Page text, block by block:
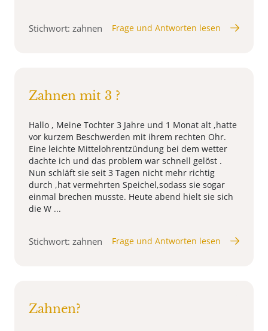
Stichwort: zahnen Frage und Antworten lesen
Zahnen mit 3 ?
Hallo , Meine Tochter 3 Jahre und 1 Monat alt ,hatte
vor kurzem Beschwerden mit ihrem rechten Ohr.
Eine leichte Mittelohrentzündung bei dem wetter
dachte ich und das problem war schnell gelöst .
Nun schläft sie seit 3 Tagen nicht mehr richtig
durch ,hat vermehrten Speichel,sodass sie sogar
einmal brechen musste. Heute abend hielt sie sich
die W ...
Stichwort: zahnen Frage und Antworten lesen
Zahnen?